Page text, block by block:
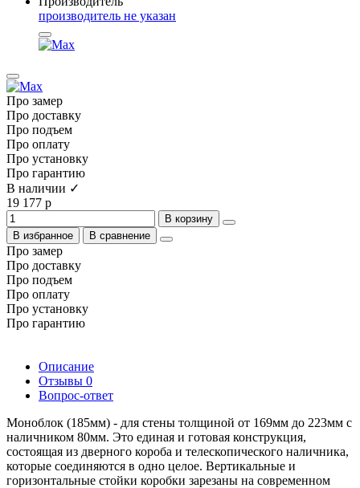
производитель не указан
Про замер
Про доставку
Про подъем
Про оплату
Про установку
Про гарантию
В наличии ✓
19 177 р
В корзину
В избранное
В сравнение
Про замер
Про доставку
Про подъем
Про оплату
Про установку
Про гарантию
Описание
Отзывы 0
Вопрос-ответ
Моноблок (185мм) - для стены толщиной от 169мм до 223мм с
наличником 80мм. Это единая и готовая конструкция,
состоящая из дверного короба и телескопического наличника,
которые соединяются в одно целое. Вертикальные и
горизонтальные стойки коробки зарезаны на современном